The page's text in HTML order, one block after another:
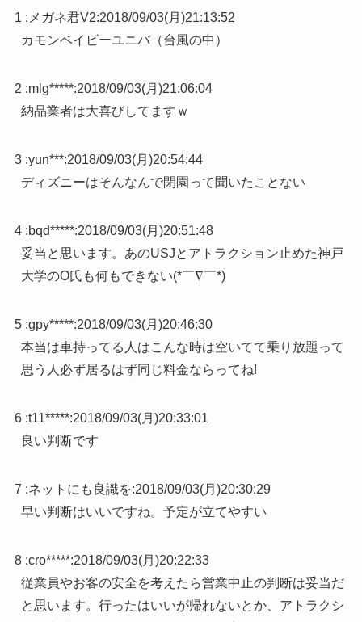
1 : メガネ君V2:2018/09/03(月)21:13:52
カモンベイビーユニバ（台風の中）
2 :mlg*****:2018/09/03(月)21:06:04
納品業者は大喜びしてますｗ
3 :yun***:2018/09/03(月)20:54:44
ディズニーはそんなんで閉園って聞いたことない
4 :bqd*****:2018/09/03(月)20:51:48
妥当と思います。あのUSJとアトラクション止めた神戸
大学のO氏も何もできない(*￣∇￣*)
5 :gpy*****:2018/09/03(月)20:46:30
本当は車持ってる人はこんな時は空いてて乗り放題って
思う人必ず居るはず同じ料金ならってね!
6 :t11*****:2018/09/03(月)20:33:01
良い判断です
7 :ネットにも良識を:2018/09/03(月)20:30:29
早い判断はいいですね。予定が立てやすい
8 :cro*****:2018/09/03(月)20:22:33
従業員やお客の安全を考えたら営業中止の判断は妥当だ
と思います。行ったはいいが帰れないとか、アトラクシ